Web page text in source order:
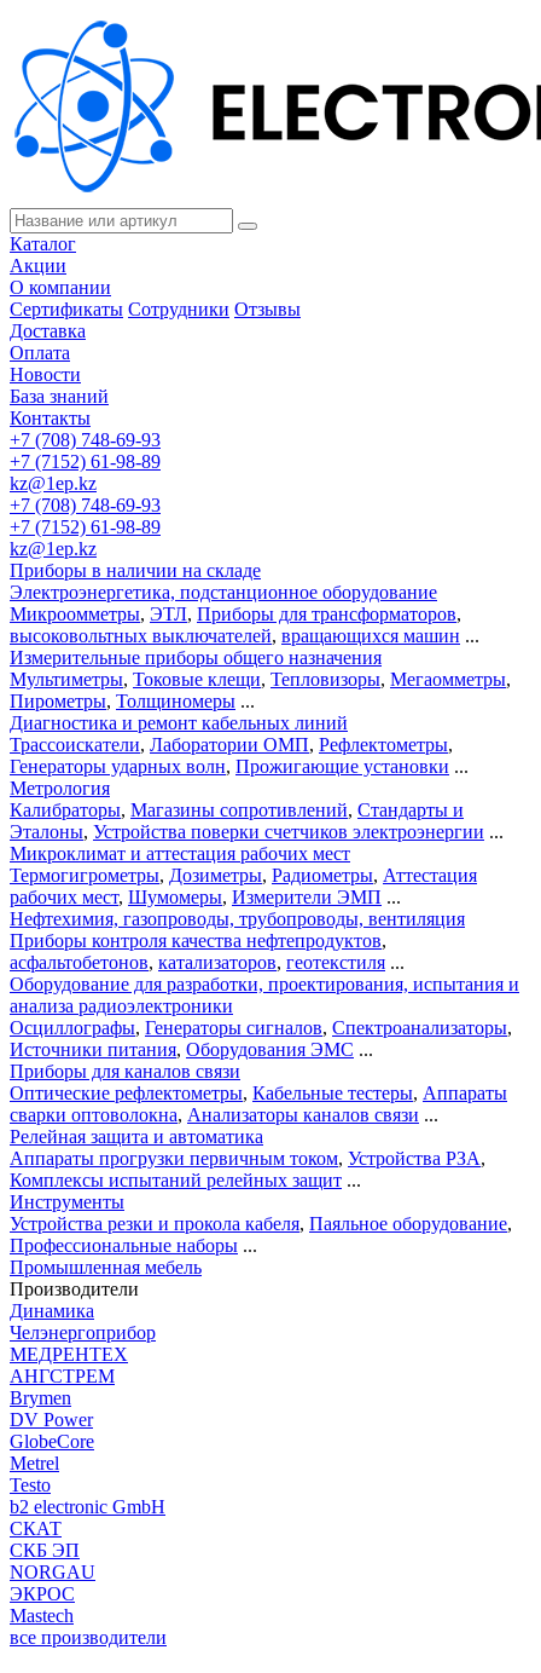
Каталог
Акции
О компании
Сертификаты Сотрудники Отзывы
Доставка
Оплата
Новости
База знаний
Контакты
+7 (708) 748-69-93
+7 (7152) 61-98-89
kz@1ep.kz
+7 (708) 748-69-93
+7 (7152) 61-98-89
kz@1ep.kz
Приборы в наличии на складе
Электроэнергетика, подстанционное оборудование
Микроомметры, ЭТЛ, Приборы для трансформаторов,
высоковольтных выключателей, вращающихся машин ...
Измерительные приборы общего назначения
Мультиметры, Токовые клещи, Тепловизоры, Мегаомметры,
Пирометры, Толщиномеры ...
Диагностика и ремонт кабельных линий
Трассоискатели, Лаборатории ОМП, Рефлектометры,
Генераторы ударных волн, Прожигающие установки ...
Метрология
Калибраторы, Магазины сопротивлений, Стандарты и
Эталоны, Устройства поверки счетчиков электроэнергии ...
Микроклимат и аттестация рабочих мест
Термогигрометры, Дозиметры, Радиометры, Аттестация
рабочих мест, Шумомеры, Измерители ЭМП ...
Нефтехимия, газопроводы, трубопроводы, вентиляция
Приборы контроля качества нефтепродуктов,
асфальтобетонов, катализаторов, геотекстиля ...
Оборудование для разработки, проектирования, испытания и
анализа радиоэлектроники
Осциллографы, Генераторы сигналов, Спектроанализаторы,
Источники питания, Оборудования ЭМС ...
Приборы для каналов связи
Оптические рефлектометры, Кабельные тестеры, Аппараты
сварки оптоволокна, Анализаторы каналов связи ...
Релейная защита и автоматика
Аппараты прогрузки первичным током, Устройства РЗА,
Комплексы испытаний релейных защит ...
Инструменты
Устройства резки и прокола кабеля, Паяльное оборудование,
Профессиональные наборы ...
Промышленная мебель
Производители
Динамика
Челэнергоприбор
МЕДРЕНТЕХ
АНГСТРЕМ
Brymen
DV Power
GlobeCore
Metrel
Testo
b2 electronic GmbH
СКАТ
СКБ ЭП
NORGAU
ЭКРОС
Mastech
все производители